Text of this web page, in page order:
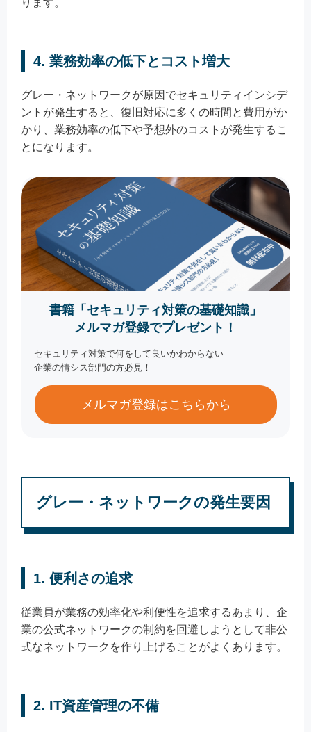
ります。
4. 業務効率の低下とコスト増大
グレー・ネットワークが原因でセキュリティインシデ
ントが発生すると、復旧対応に多くの時間と費用がか
かり、業務効率の低下や予想外のコストが発生するこ
とになります。
書籍「セキュリティ対策の基礎知識」
メルマガ登録でプレゼント！
セキュリティ対策で何をして良いかわからない
企業の情シス部門の方必見！
メルマガ登録はこちらから
グレー・ネットワークの発生要因
1. 便利さの追求
従業員が業務の効率化や利便性を追求するあまり、企
業の公式ネットワークの制約を回避しようとして非公
式なネットワークを作り上げることがよくあります。
2. IT資産管理の不備